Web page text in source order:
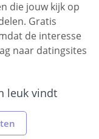
die jouw kijk op
Gratis
de interesse
naar datingsites
leuk vindt